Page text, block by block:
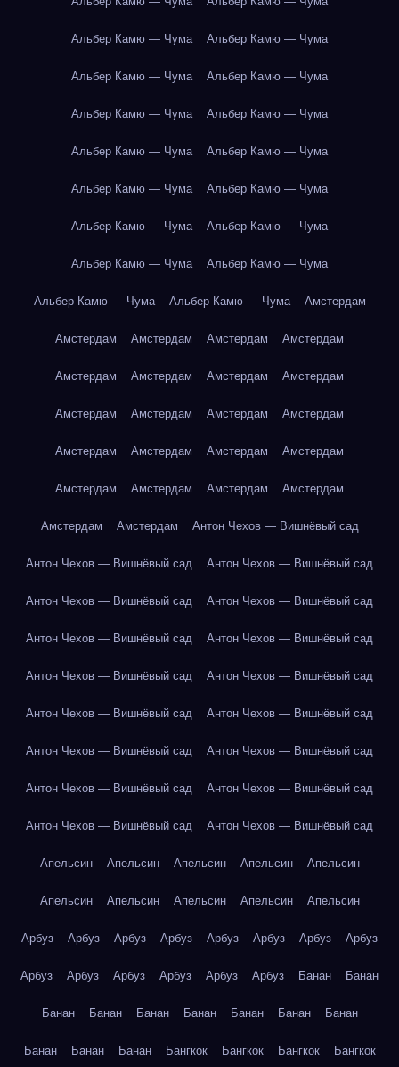
Альбер Камю — Чума Альбер Камю — Чума
Альбер Камю — Чума Альбер Камю — Чума
Альбер Камю — Чума Альбер Камю — Чума
Альбер Камю — Чума Альбер Камю — Чума
Альбер Камю — Чума Альбер Камю — Чума
Альбер Камю — Чума Альбер Камю — Чума
Альбер Камю — Чума Альбер Камю — Чума
Альбер Камю — Чума Альбер Камю — Чума Амстердам
Амстердам Амстердам Амстердам Амстердам
Амстердам Амстердам Амстердам Амстердам
Амстердам Амстердам Амстердам Амстердам
Амстердам Амстердам Амстердам Амстердам
Амстердам Амстердам Амстердам Амстердам
Амстердам Амстердам Антон Чехов — Вишнёвый сад
Антон Чехов — Вишнёвый сад Антон Чехов — Вишнёвый сад
Антон Чехов — Вишнёвый сад Антон Чехов — Вишнёвый сад
Антон Чехов — Вишнёвый сад Антон Чехов — Вишнёвый сад
Антон Чехов — Вишнёвый сад Антон Чехов — Вишнёвый сад
Антон Чехов — Вишнёвый сад Антон Чехов — Вишнёвый сад
Антон Чехов — Вишнёвый сад Антон Чехов — Вишнёвый сад
Антон Чехов — Вишнёвый сад Антон Чехов — Вишнёвый сад
Антон Чехов — Вишнёвый сад Антон Чехов — Вишнёвый сад
Апельсин Апельсин Апельсин Апельсин Апельсин
Апельсин Апельсин Апельсин Апельсин Апельсин
Арбуз Арбуз Арбуз Арбуз Арбуз Арбуз Арбуз Арбуз
Арбуз Арбуз Арбуз Арбуз Арбуз Арбуз Банан Банан
Банан Банан Банан Банан Банан Банан Банан
Банан Банан Банан Бангкок Бангкок Бангкок Бангкок